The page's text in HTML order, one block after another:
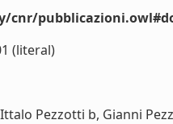
cnr/
(literal)
Pezzotti b, Gianni